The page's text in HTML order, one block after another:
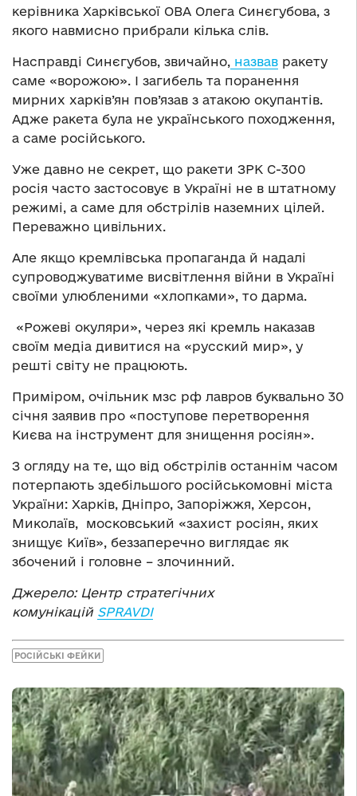
керівника Харківської ОВА Олега Синєгубова, з
якого навмисно прибрали кілька слів.
Насправді Синєгубов, звичайно, назвав ракету
саме «ворожою». І загибель та поранення
мирних харків’ян пов’язав з атакою окупантів.
Адже ракета була не українського походження,
а саме російського.
Уже давно не секрет, що ракети ЗРК С-300
росія часто застосовує в Україні не в штатному
режимі, а саме для обстрілів наземних цілей.
Переважно цивільних.
Але якщо кремлівська пропаганда й надалі
супроводжуватиме висвітлення війни в Україні
своїми улюбленими «хлопками», то дарма.
«Рожеві окуляри», через які кремль наказав
своїм медіа дивитися на «русский мир», у
решті світу не працюють.
Приміром, очільник мзс рф лавров буквально 30
січня заявив про «поступове перетворення
Києва на інструмент для знищення росіян».
З огляду на те, що від обстрілів останнім часом
потерпають здебільшого російськомовні міста
України: Харків, Дніпро, Запоріжжя, Херсон,
Миколаїв, московський «захист росіян, яких
знищує Київ», беззаперечно виглядає як
збочений і головне – злочинний.
Джерело: Центр стратегічних
комунікацій SPRAVDI
РОСІЙСЬКІ ФЕЙКИ